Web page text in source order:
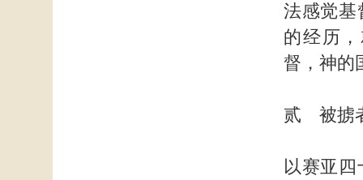
法感觉基
的经历
督，神的
贰 被掳
以赛亚